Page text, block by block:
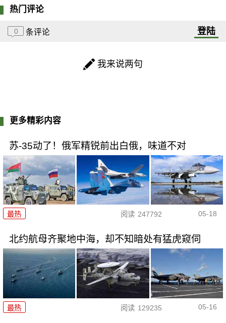
热门评论
0 条评论 登陆
我来说两句
更多精彩内容
苏-35动了！俄军精锐前出白俄，味道不对
最热 阅读 247792 05-18
北约航母齐聚地中海，却不知暗处有猛虎窥伺
最热 阅读 129235 05-16